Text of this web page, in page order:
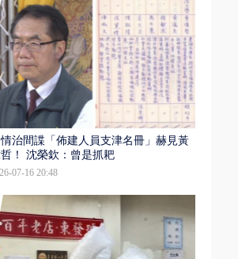
治間諜「佈建人員支津名冊」赫見黃
！ 沈榮欽：曾是抓耙
07-16 20:48